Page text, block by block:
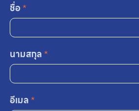
ชื่อ*
นามสกุล *
อีเมล *